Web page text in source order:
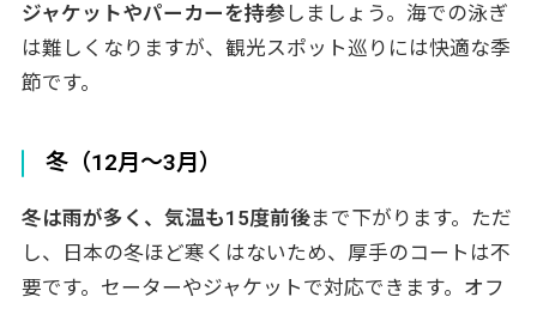
ジャケットやパーカーを持参 しましょう。海での泳ぎ
は難しくなりますが、観光スポット巡りには快適な季
節です。
冬（12月〜3月）
冬は雨が多く、気温も15度前後まで下がります。ただ
し、日本の冬ほど寒くはないため、厚手のコートは不
要です。セーターやジャケットで対応できます。オフ